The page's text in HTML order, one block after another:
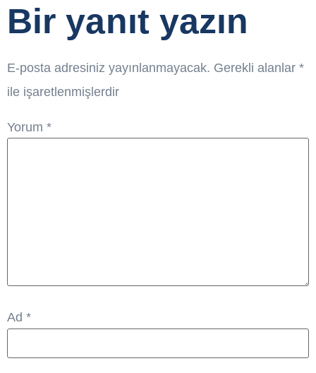
Bir yanıt yazın
E-posta adresiniz yayınlanmayacak. Gerekli alanlar *
ile işaretlenmişlerdir
Yorum *
Ad *